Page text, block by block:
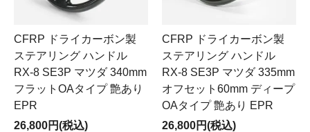
CFRP ドライカーボン製
ステアリング ハンドル
RX-8 SE3P マツダ 340mm
フラットOAタイプ 艶あり
EPR
26,800円(税込)
CFRP ドライカーボン製
ステアリング ハンドル
RX-8 SE3P マツダ 335mm
オフセット60mm ディープ
OAタイプ 艶あり EPR
26,800円(税込)